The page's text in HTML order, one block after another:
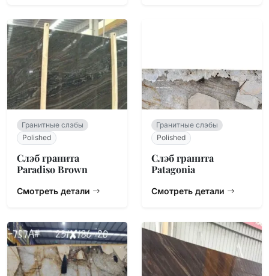
Гранитные слэбы
Polished
Слэб гранита
Paradiso Brown
Смотреть детали
Гранитные слэбы
Polished
Слэб гранита
Patagonia
Смотреть детали